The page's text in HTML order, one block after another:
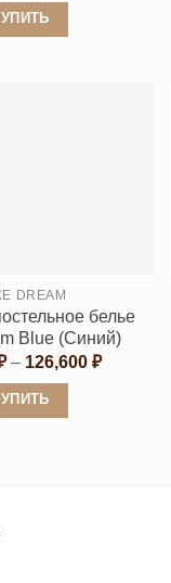
странице
товара.
DREAM
белье
Blue (Синий)
– 126,600₽Диапазон